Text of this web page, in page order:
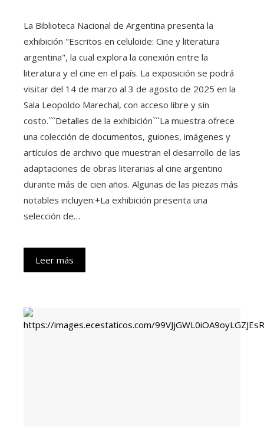
​La Biblioteca Nacional de Argentina presenta la
exhibición "Escritos en celuloide: Cine y literatura
argentina", la cual explora la conexión entre la
literatura y el cine en el país. La exposición se podrá
visitar del 14 de marzo al 3 de agosto de 2025 en la
Sala Leopoldo Marechal, con acceso libre y sin
costo.```Detalles de la exhibición```La muestra ofrece
una colección de documentos, guiones, imágenes y
artículos de archivo que muestran el desarrollo de las
adaptaciones de obras literarias al cine argentino
durante más de cien años. Algunas de las piezas más
notables incluyen:​+La exhibición presenta una
selección de…
Leer más